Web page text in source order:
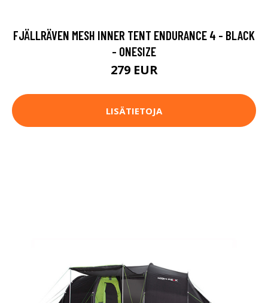
FJÄLLRÄVEN MESH INNER TENT ENDURANCE 4 - BLACK
- ONESIZE
279 EUR
LISÄTIETOJA